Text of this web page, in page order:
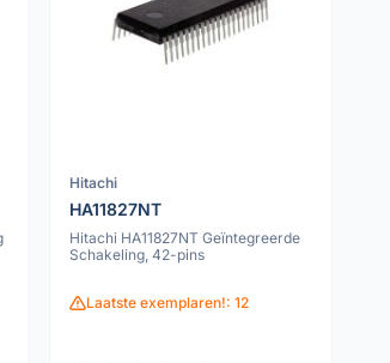
Hitachi
HA11827NT
Hitachi HA11827NT Geïntegreerde
Schakeling, 42-pins
Laatste exemplaren!: 12